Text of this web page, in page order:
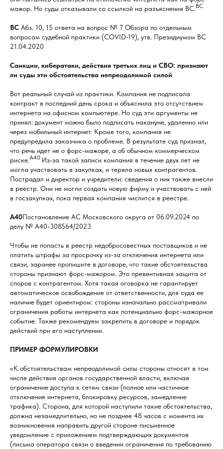
мажор. Но суды отказывали со ссылкой на разъяснения ВС.ВС
ВС Абз. 10, 15 ответа на вопрос № 7 Обзора по отдельным
вопросам судебной практики (COVID-19), утв. Президиумом ВС
21.04.2020
Санкции, кибератаки, действия третьих лиц и СВО: признают
ли суды эти обстоятельства непреодолимой силой
Вот реальный случай из практики. Компания не подписала
контракт в последний день срока и объяснила это отсутствием
интернета на офисном компьютере. Но суд эти аргументы не
принял: документ можно было подписать накануне, удаленно или
через мобильный интернет. Кроме того, компания не
предупредила заказчика о проблеме. В результате суд признал,
что речь идет не о форс-мажоре, а об обычном коммерческом
риске.А40 Из-за такой записи компания в течение двух лет не
могла участвовать в закупках, и теряла новых контрагентов.
Пострадал и директор и учредители: сведения о них также внесли
в реестр. Они не могли создать новую фирму и участвовать с ней
в госзакупках, пока первая компания числится в реестре.
А40Постановление АС Московского округа от 06.09.2024 по
делу № А40‑308564/2023
Чтобы не попасть в реестр недобросовестных поставщиков и не
платить штрафы за просрочку из-за отключения интернета или
связи, заранее пропишите в договоре, что такие обстоятельства
стороны признают форс-мажором. Это превентивная защита от
споров с контрагентом. Хотя такая оговорка не гарантирует
автоматическое освобождение от ответственности, для суда ее
наличие будет ориентиром: стороны изначально рассматривали
ограничения работы интернета как потенциально форс-мажорное
событие. Также рекомендуем закрепить в договоре и порядок
действий при его наступлении.
ПРИМЕР ФОРМУЛИРОВКИ
«К обстоятельствам непреодолимой силы стороны относят в том
числе действия органов государственной власти, включая
ограничение доступа к сетям связи (полное или частичное
отключение интернета, блокировку ресурсов, замедление
трафика). Сторона, для которой наступили такие обстоятельства,
должна незамедлительно, но не позднее 48 часов с момента их
возникновения направить другой стороне письменное
уведомление с приложением подтверждающих документов
(письма оператора связи о введении ограничения по требованию